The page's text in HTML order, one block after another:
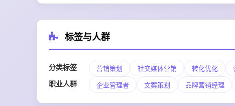
标签与人群
分类标签 营销策划 社交媒体营销 转化优化
职业人群 企业管理者 文案策划 品牌营销经理